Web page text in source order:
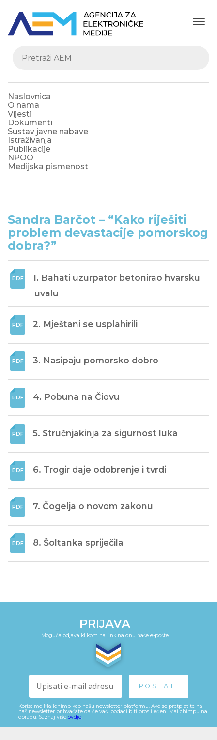
Naslovnica
O nama
Vijesti
Dokumenti
Sustav javne nabave
Istraživanja
Publikacije
NPOO
Medijska pismenost
Sandra Barčot – “Kako riješiti
problem devastacije pomorskog
dobra?”
1. Bahati uzurpator betonirao hvarsku
uvalu
2. Mještani se usplahirili
3. Nasipaju pomorsko dobro
4. Pobuna na Čiovu
5. Stručnjakinja za sigurnost luka
6. Trogir daje odobrenje i tvrdi
7. Čogelja o novom zakonu
8. Šoltanka spriječila
PRIJAVA
Moguća odjava klikom na link na dnu naše e-pošte
Koristimo Mailchimp kao našu newsletter platformu. Ako se pretplatite na
naš newsletter prihvaćate da će vaši podaci biti proslijeđeni Mailchimpu na
obradu. Saznaj više ovdje